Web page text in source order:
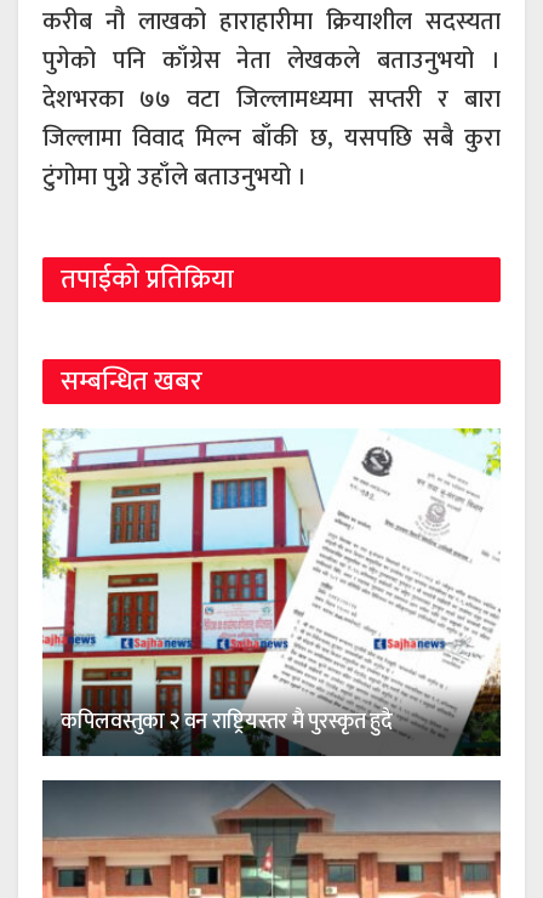
करीब नौ लाखको हाराहारीमा क्रियाशील सदस्यता
पुगेको पनि काँग्रेस नेता लेखकले बताउनुभयो ।
देशभरका ७७ वटा जिल्लामध्यमा सप्तरी र बारा
जिल्लामा विवाद मिल्न बाँकी छ, यसपछि सबै कुरा
टुंगोमा पुग्ने उहाँले बताउनुभयो ।
तपाईको प्रतिक्रिया
सम्बन्धित खबर
कपिलवस्तुका २ वन राष्ट्रियस्तर मै पुरस्कृत हुदै